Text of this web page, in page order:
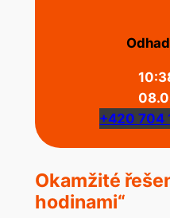
+420 704
Okamžité
hodinami“